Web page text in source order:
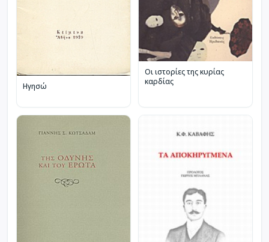
Ηγησώ
Οι ιστορίες της κυρίας
καρδίας